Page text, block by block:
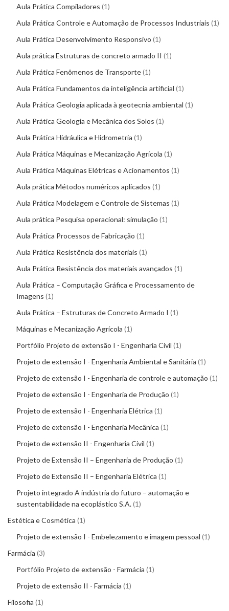
Aula Prática Compiladores 1
Aula Prática Controle e Automação de Processos Industriais 1
Aula Prática Desenvolvimento Responsivo 1
Aula prática Estruturas de concreto armado II 1
Aula Prática Fenômenos de Transporte 1
Aula Prática Fundamentos da inteligência artificial 1
Aula Prática Geologia aplicada à geotecnia ambiental 1
Aula Prática Geologia e Mecânica dos Solos 1
Aula Prática Hidráulica e Hidrometria 1
Aula Prática Máquinas e Mecanização Agrícola 1
Aula Prática Máquinas Elétricas e Acionamentos 1
Aula prática Métodos numéricos aplicados 1
Aula Prática Modelagem e Controle de Sistemas 1
Aula prática Pesquisa operacional: simulação 1
Aula Prática Processos de Fabricação 1
Aula Prática Resistência dos materiais 1
Aula Prática Resistência dos materiais avançados 1
Aula Prática – Computação Gráfica e Processamento de
Imagens 1
Aula Prática – Estruturas de Concreto Armado I 1
Máquinas e Mecanização Agrícola 1
Portfólio Projeto de extensão I - Engenharia Civil 1
Projeto de extensão I - Engenharia Ambiental e Sanitária 1
Projeto de extensão I - Engenharia de controle e automação 1
Projeto de extensão I - Engenharia de Produção 1
Projeto de extensão I - Engenharia Elétrica 1
Projeto de extensão I - Engenharia Mecânica 1
Projeto de extensão II - Engenharia Civil 1
Projeto de Extensão II – Engenharia de Produção 1
Projeto de Extensão II – Engenharia Elétrica 1
Projeto integrado A indústria do futuro – automação e
sustentabilidade na ecoplástico S.A. 1
Estética e Cosmética 1
Projeto de extensão I - Embelezamento e imagem pessoal 1
Farmácia 3
Portfólio Projeto de extensão - Farmácia 1
Projeto de extensão II - Farmácia 1
Filosofia 1